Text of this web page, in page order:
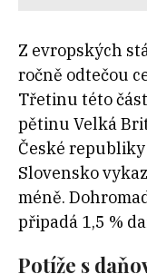
Z evropských
ročně odtečou
Třetinu této
pětinu Velká
České
Slovensko
méně.
připadá 1,5 %
Potíže s